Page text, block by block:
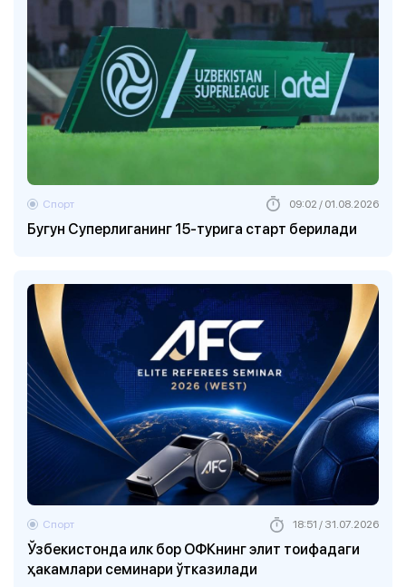
Бугун Суперлиганинг 15-турига старт берилади
Спорт 09:02 / 01.08.2026
Ўзбекистонда илк бор ОФКнинг элит тоифадаги
ҳакамлари семинари ўтказилади
Спорт 18:51 / 31.07.2026